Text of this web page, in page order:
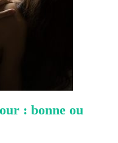
: bonne ou